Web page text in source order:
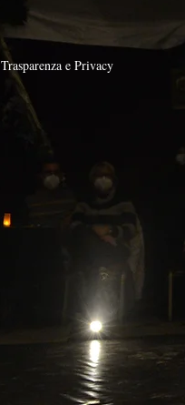
Trasparenza e Privacy